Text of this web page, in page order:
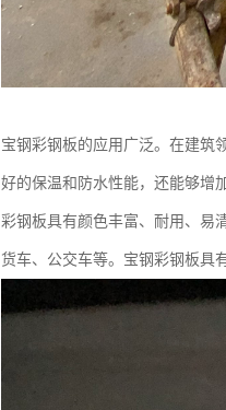
宝钢彩钢板的应用广泛。在建筑
好的保温和防水性能，还能够增
彩钢板具有颜色丰富、耐用、易
货车、公交车等。宝钢彩钢板具